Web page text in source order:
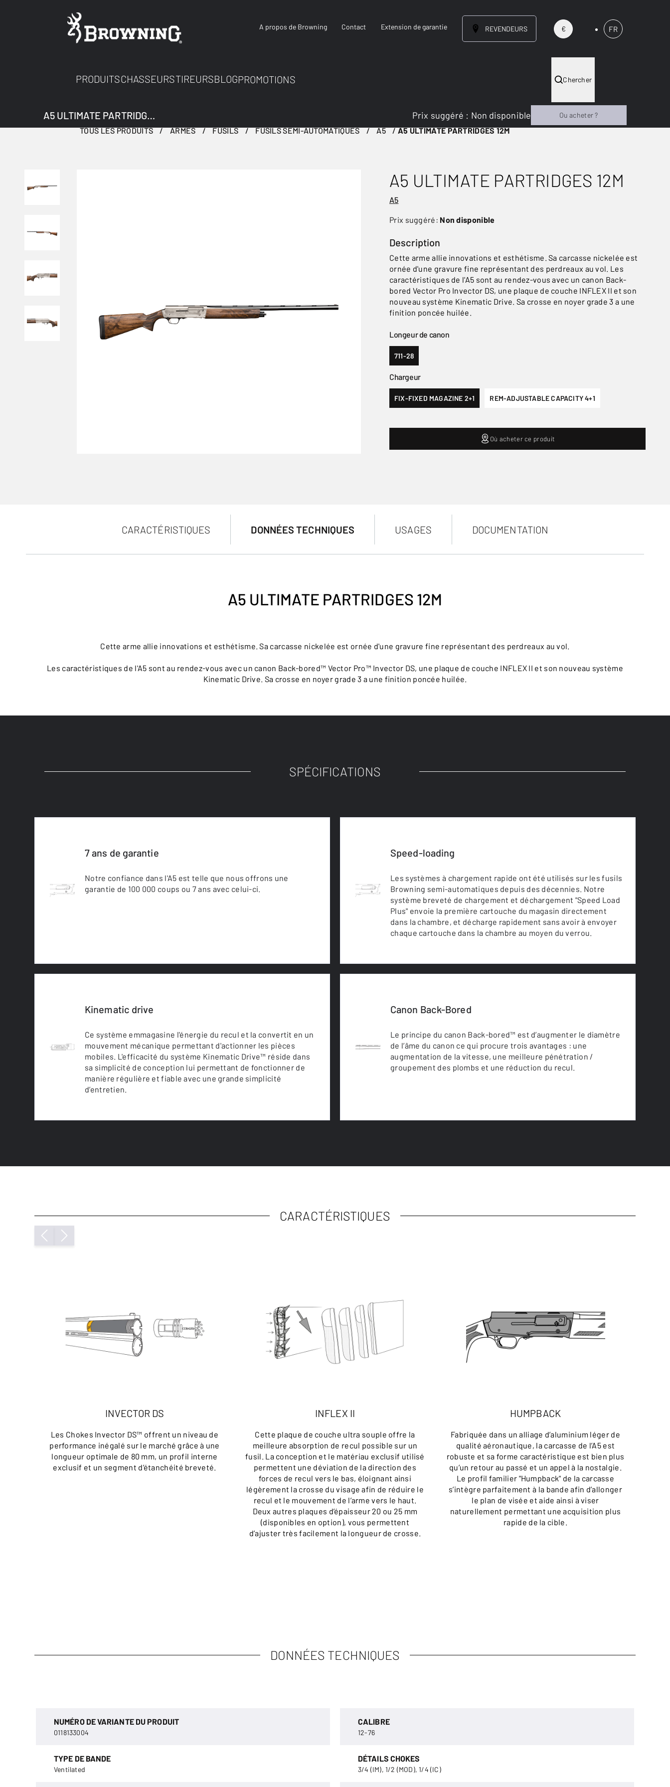
A propos de Browning Contact Extension de garantie REVENDEURS € FR
PRODUITSCHASSEURSTIREURSBLOGPROMOTIONS Chercher
TOUS LES PRODUITS ARMES FUSILS FUSILS SEMI-AUTOMATIQUES A5 A5 ULTIMATE PARTRIDGES 12M
A5 ULTIMATE PARTRIDGES 12M
A5
Prix suggéré: Non disponible
Description
Cette arme allie innovations et esthétisme. Sa carcasse nickelée est
ornée d'une gravure fine représentant des perdreaux au vol. Les
caractéristiques de l'A5 sont au rendez-vous avec un canon Back-
bored Vector Pro Invector DS, une plaque de couche INFLEX II et son
nouveau système Kinematic Drive. Sa crosse en noyer grade 3 a une
finition poncée huilée.
Longeur de canon
711-28
Chargeur
FIX-FIXED MAGAZINE 2+1 REM-ADJUSTABLE CAPACITY 4+1
A5 ULTIMATE PARTRIDGES 12M Prix suggéré : Non disponible Ou acheter ?
Où acheter ce produit
CARACTÉRISTIQUES DONNÉES TECHNIQUES USAGES DOCUMENTATION
A5 ULTIMATE PARTRIDGES 12M
Cette arme allie innovations et esthétisme. Sa carcasse nickelée est ornée d'une gravure fine représentant des perdreaux au vol.
Les caractéristiques de l'A5 sont au rendez-vous avec un canon Back-bored™ Vector Pro™ Invector DS, une plaque de couche INFLEX II et son nouveau système
Kinematic Drive. Sa crosse en noyer grade 3 a une finition poncée huilée.
SPÉCIFICATIONS
7 ans de garantie
Notre confiance dans l'A5 est telle que nous offrons une
garantie de 100 000 coups ou 7 ans avec celui-ci.
Speed-loading
Les systèmes à chargement rapide ont été utilisés sur les fusils
Browning semi-automatiques depuis des décennies. Notre
système breveté de chargement et déchargement "Speed Load
Plus" envoie la première cartouche du magasin directement
dans la chambre, et décharge rapidement sans avoir à envoyer
chaque cartouche dans la chambre au moyen du verrou.
Kinematic drive
Ce système emmagasine l'énergie du recul et la convertit en un
mouvement mécanique permettant d'actionner les pièces
mobiles. L'efficacité du système Kinematic Drive™ réside dans
sa simplicité de conception lui permettant de fonctionner de
manière régulière et fiable avec une grande simplicité
d’entretien.
Canon Back-Bored
Le principe du canon Back-bored™ est d’augmenter le diamètre
de l’âme du canon ce qui procure trois avantages : une
augmentation de la vitesse, une meilleure pénétration /
groupement des plombs et une réduction du recul.
CARACTÉRISTIQUES
INVECTOR DS
Les Chokes Invector DS™ offrent un niveau de
performance inégalé sur le marché grâce à une
longueur optimale de 80 mm, un profil interne
exclusif et un segment d’étanchéité breveté.
INFLEX II
Cette plaque de couche ultra souple offre la
meilleure absorption de recul possible sur un
fusil. La conception et le matériau exclusif utilisé
permettent une déviation de la direction des
forces de recul vers le bas, éloignant ainsi
légèrement la crosse du visage afin de réduire le
recul et le mouvement de l’arme vers le haut.
Deux autres plaques d’épaisseur 20 ou 25 mm
(disponibles en option), vous permettent
d’ajuster très facilement la longueur de crosse.
HUMPBACK
Fabriquée dans un alliage d’aluminium léger de
qualité aéronautique, la carcasse de l’A5 est
robuste et sa forme caractéristique est bien plus
qu’un retour au passé et un appel à la nostalgie.
Le profil familier "Humpback" de la carcasse
s’intègre parfaitement à la bande afin d’allonger
le plan de visée et aide ainsi à viser
naturellement permettant une acquisition plus
rapide de la cible.
DONNÉES TECHNIQUES
NUMÉRO DE VARIANTE DU PRODUIT
0118133004
CALIBRE
12-76
TYPE DE BANDE
Ventilated
DÉTAILS CHOKES
3/4 (IM), 1/2 (MOD), 1/4 (IC)